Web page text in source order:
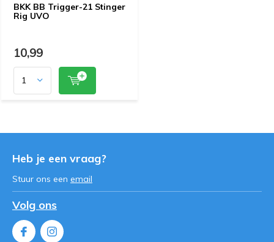
BKK BB Trigger-21 Stinger
Rig UVO
10,99
Heb je een vraag?
Stuur ons een email
Volg ons